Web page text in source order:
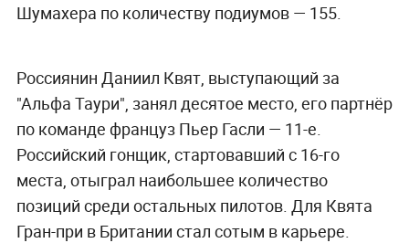
Шумахера по количеству подиумов — 155.
Россиянин Даниил Квят, выступающий за
"Альфа Таури", занял десятое место, его партнёр
по команде француз Пьер Гасли — 11-е.
Российский гонщик, стартовавший с 16-го
места, отыграл наибольшее количество
позиций среди остальных пилотов. Для Квята
Гран-при в Британии стал сотым в карьере.